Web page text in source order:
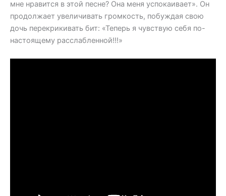
мне нравится в этой песне? Она меня успокаивает». Он
продолжает увеличивать громкость, побуждая свою
дочь перекрикивать бит: «Теперь я чувствую себя по-
настоящему расслабленной!!!»